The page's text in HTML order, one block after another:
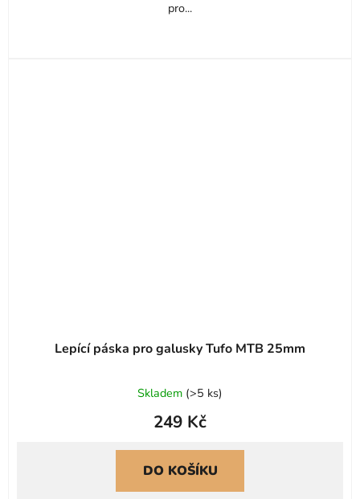
pro...
Lepící páska pro galusky Tufo MTB 25mm
Skladem (>5 ks)
249 Kč
DO KOŠÍKU